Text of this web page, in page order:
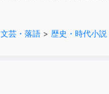
文芸・落語 > 歴史・時代小説